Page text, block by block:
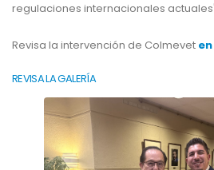
regulaciones internacionales
Revisa la intervención de Colmevet
REVISA LA GALERÍA